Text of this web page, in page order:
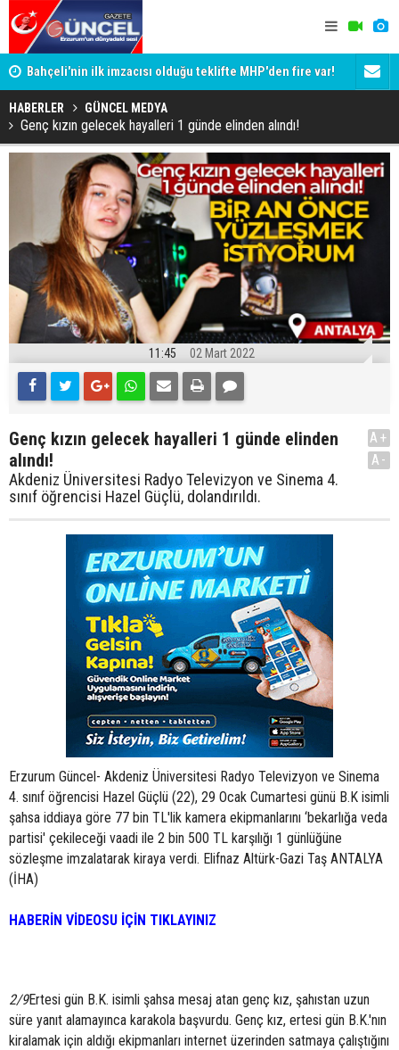
Bahçeli'nin ilk imzacısı olduğu teklifte MHP'den fire var!
İşte imzalamayan o isim
Siyaset-
HABERLER GÜNCEL MEDYA
Genç kızın gelecek hayalleri 1 günde elinden alındı!
11:45 02 Mart 2022
Genç kızın gelecek hayalleri 1 günde elinden
alındı!
Akdeniz Üniversitesi Radyo Televizyon ve Sinema 4.
sınıf öğrencisi Hazel Güçlü, dolandırıldı.
A+
A-
Erzurum Güncel- Akdeniz Üniversitesi Radyo Televizyon ve Sinema
4. sınıf öğrencisi Hazel Güçlü (22), 29 Ocak Cumartesi günü B.K isimli
şahsa iddiaya göre 77 bin TL'lik kamera ekipmanlarını ‘bekarlığa veda
partisi' çekileceği vaadi ile 2 bin 500 TL karşılığı 1 günlüğüne
sözleşme imzalatarak kiraya verdi. Elifnaz Altürk-Gazi Taş ANTALYA
(İHA)
HABERİN VİDEOSU İÇİN TIKLAYINIZ
2/9Ertesi gün B.K. isimli şahsa mesaj atan genç kız, şahıstan uzun
süre yanıt alamayınca karakola başvurdu. Genç kız, ertesi gün B.K.'nın
kiralamak için aldığı ekipmanları internet üzerinden satmaya çalıştığını